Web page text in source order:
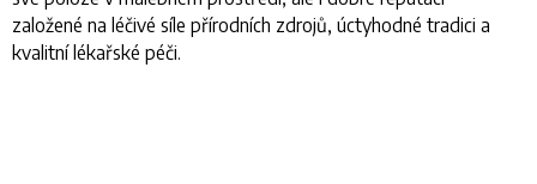
založené na léčivé síle přírodních zdrojů, úctyhodné tradici a
kvalitní lékařské péči.